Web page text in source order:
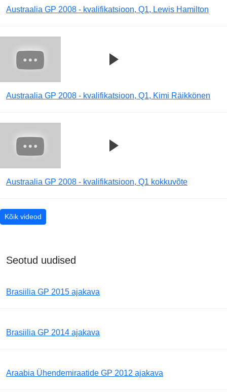
Austraalia GP 2008 - kvalifikatsioon, Q1, Lewis Hamilton
Austraalia GP 2008 - kvalifikatsioon, Q1, Kimi Räikkönen
Austraalia GP 2008 - kvalifikatsioon, Q1 kokkuvõte
Kõik videod
Seotud uudised
Brasiilia GP 2015 ajakava
Brasiilia GP 2014 ajakava
Araabia Ühendemiraatide GP 2012 ajakava